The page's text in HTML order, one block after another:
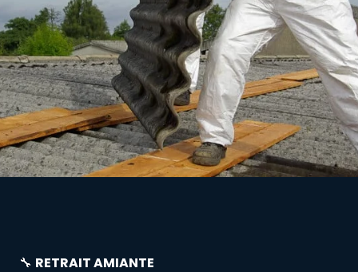
🔧 RETRAIT AMIANTE